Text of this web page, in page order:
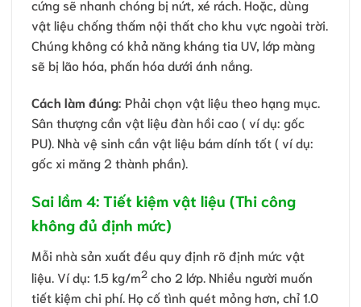
cứng sẽ nhanh chóng bị nứt, xé rách. Hoặc, dùng
vật liệu chống thấm nội thất cho khu vực ngoài trời.
Chúng không có khả năng kháng tia UV, lớp màng
sẽ bị lão hóa, phấn hóa dưới ánh nắng.
Cách làm đúng: Phải chọn vật liệu theo hạng mục.
Sân thượng cần vật liệu đàn hồi cao ( ví dụ: gốc
PU). Nhà vệ sinh cần vật liệu bám dính tốt ( ví dụ:
gốc xi măng 2 thành phần).
Sai lầm 4: Tiết kiệm vật liệu (Thi công
không đủ định mức)
Mỗi nhà sản xuất đều quy định rõ định mức vật
liệu. Ví dụ: 1.5 kg/m2 cho 2 lớp. Nhiều người muốn
tiết kiệm chi phí. Họ cố tình quét mỏng hơn, chỉ 1.0